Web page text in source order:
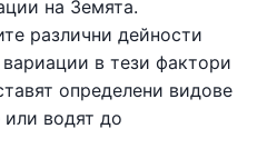
на Земята.
различни дейности
в тези фактори
определени видове
или водят до